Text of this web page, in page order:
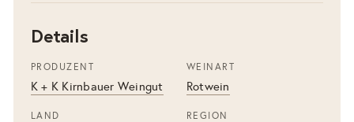
Details
PRODUZENT
K + K Kirnbauer Weingut
WEINART
Rotwein
LAND REGION